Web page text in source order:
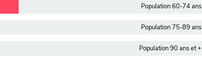
Population 60-74 ans
Population 75-89 ans
Population 90 ans et +